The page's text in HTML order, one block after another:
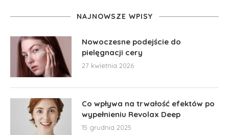
NAJNOWSZE WPISY
Nowoczesne podejście do
pielęgnacji cery
27 kwietnia 2026
Co wpływa na trwałość efektów po
wypełnieniu Revolax Deep
15 grudnia 2025